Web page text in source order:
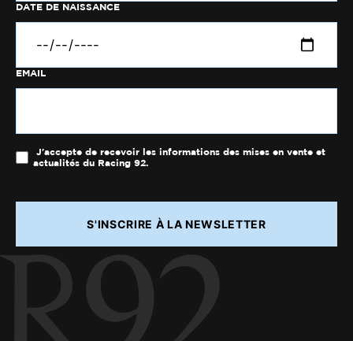
DATE DE NAISSANCE
EMAIL
J'accepte de recevoir les informations des mises en vente et
actualités du Racing 92.
S'INSCRIRE À LA NEWSLETTER